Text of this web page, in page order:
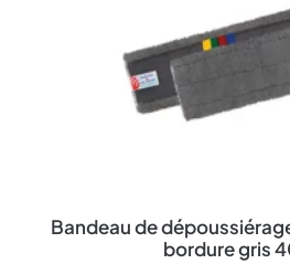
Bandeau de
bordure gris